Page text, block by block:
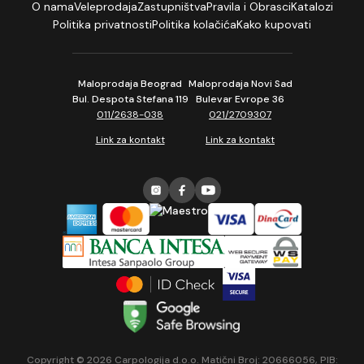
O namaVeleprodajaZastupništvaPravila i ObrasciKatalozi
Politika privatnostiPolitika kolačićaKako kupovati
Maloprodaja Beograd
Bul. Despota Stefana 119
011/2638-038
Link za kontakt
Maloprodaja Novi Sad
Bulevar Evrope 36
021/2709307
Link za kontakt
Copyright © 2026 Carpologija d.o.o. Matični Broj: 20666056, PIB: